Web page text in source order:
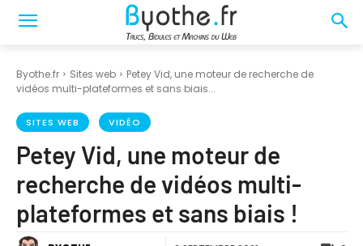
Byothe.fr Sites web
Petey Vid, une moteur de recherche de
vidéos multi-plateformes et sans biais...
SITES WEB VIDÉO
Petey Vid, une moteur de
recherche de vidéos multi-
plateformes et sans biais !